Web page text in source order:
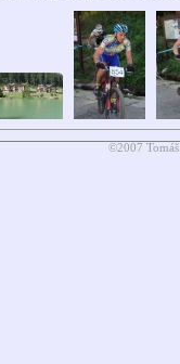
©2007